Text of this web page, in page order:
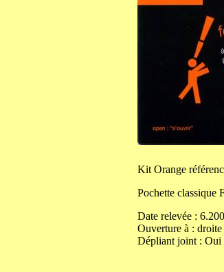
Kit Orange
Pochette classique
Date relevée :
Ouverture à : droite
Dépliant joint : Oui